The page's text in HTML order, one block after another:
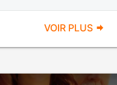
VOIR PLUS